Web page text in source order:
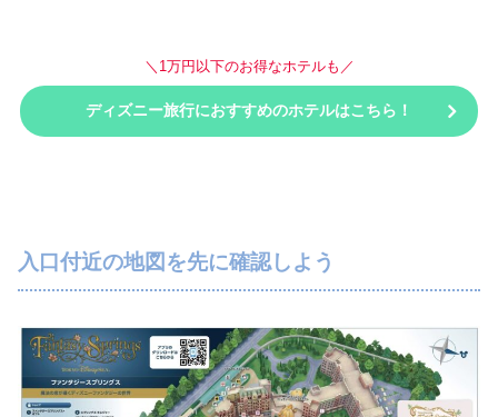
＼1万円以下のお得なホテルも／
ディズニー旅行におすすめのホテルはこちら！
入口付近の地図を先に確認しよう